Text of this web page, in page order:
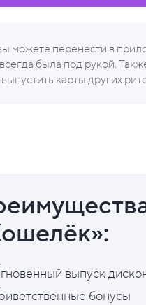
можете перенести в
была под рукой.
карты других
выпуск
бонусы